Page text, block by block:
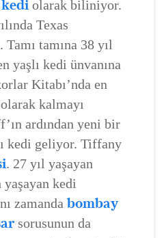
kedi olarak biliniyor.
Texas
tamına 38 yıl
yaşlı kedi ünvanına
Kitabı’nda en
kalmayı
ardından yeni bir
kedi geliyor. Tiffany
. 27 yıl yaşayan
kedi
zamanda bombay
sorusunun da